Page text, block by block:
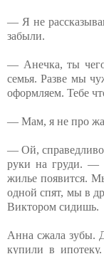
— Я не
забыли.
— Анечка, ты
семья. Разве мы
оформляем. Тебе
— Мам, я не про
— Ой,
руки на груди. —
жилье появится.
одной спят, мы в
Виктором сидишь.
Анна сжала зубы.
купили в